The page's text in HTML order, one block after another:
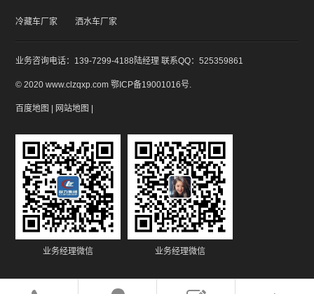
冷藏车厂家 洒水车厂家
业务咨询电话：139-7299-4188陆经理 联系QQ：525359861
© 2020 www.clzqxp.com鄂ICP备19001016号
百度地图 | 网站地图 |
业务经理微信 业务经理微信